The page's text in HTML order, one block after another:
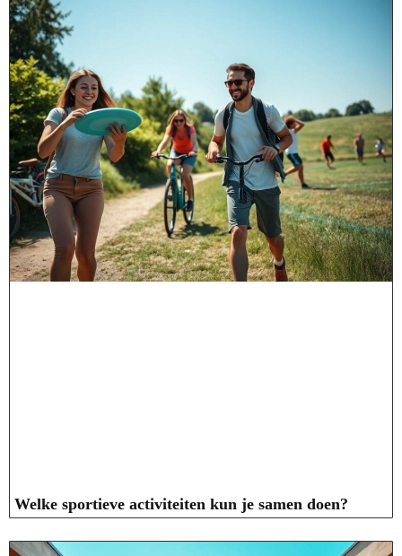
Welke sportieve activiteiten kun je samen doen?